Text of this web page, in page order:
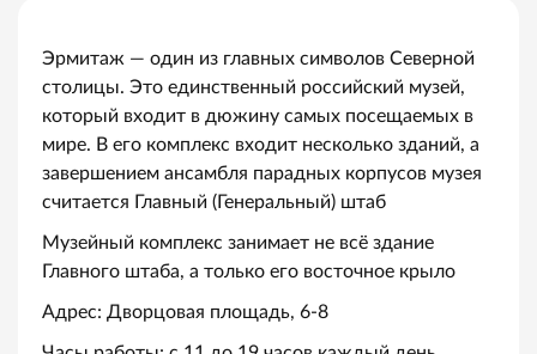
Эрмитаж — один из главных символов Северной
столицы. Это единственный российский музей,
который входит в дюжину самых посещаемых в
мире. В его комплекс входит несколько зданий, а
завершением ансамбля парадных корпусов музея
считается Главный (Генеральный) штаб
Музейный комплекс занимает не всё здание
Главного штаба, а только его восточное крыло
Адрес: Дворцовая площадь, 6-8